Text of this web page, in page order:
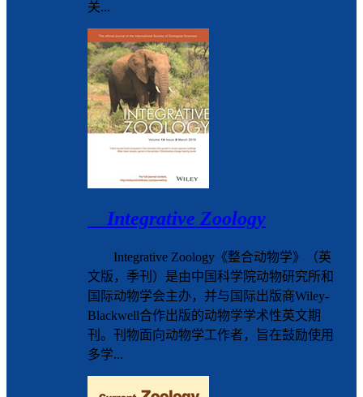
关...
Integrative Zoology
Integrative Zoology《整合动物学》（英
文版，季刊）是由中国科学院动物研究所和
国际动物学会主办，并与国际出版商Wiley-
Blackwell合作出版的动物学学术性英文期
刊。刊物面向动物学工作者，旨在鼓励使用
多学...